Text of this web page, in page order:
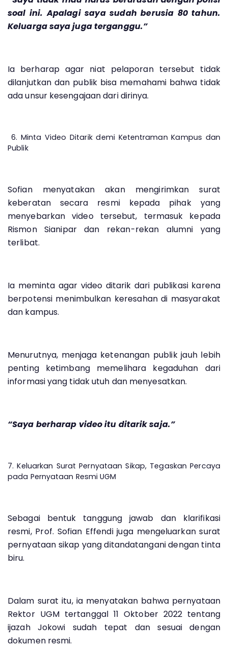
soal ini. Apalagi saya sudah berusia 80 tahun.
Keluarga saya juga terganggu.”
Ia berharap agar niat pelaporan tersebut tidak
dilanjutkan dan publik bisa memahami bahwa tidak
ada unsur kesengajaan dari dirinya.
6. Minta Video Ditarik demi Ketentraman Kampus dan
Publik
Sofian menyatakan akan mengirimkan surat
keberatan secara resmi kepada pihak yang
menyebarkan video tersebut, termasuk kepada
Rismon Sianipar dan rekan-rekan alumni yang
terlibat.
Ia meminta agar video ditarik dari publikasi karena
berpotensi menimbulkan keresahan di masyarakat
dan kampus.
Menurutnya, menjaga ketenangan publik jauh lebih
penting ketimbang memelihara kegaduhan dari
informasi yang tidak utuh dan menyesatkan.
“Saya berharap video itu ditarik saja.”
7. Keluarkan Surat Pernyataan Sikap, Tegaskan Percaya
pada Pernyataan Resmi UGM
Sebagai bentuk tanggung jawab dan klarifikasi
resmi, Prof. Sofian Effendi juga mengeluarkan surat
pernyataan sikap yang ditandatangani dengan tinta
biru.
Dalam surat itu, ia menyatakan bahwa pernyataan
Rektor UGM tertanggal 11 Oktober 2022 tentang
ijazah Jokowi sudah tepat dan sesuai dengan
dokumen resmi.